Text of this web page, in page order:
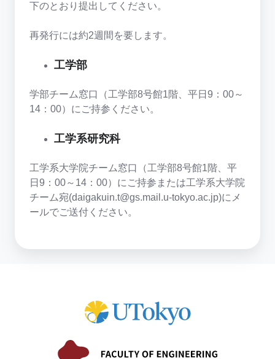
下のとおり提出してください。
再発行には約2週間を要します。
工学部
学部チーム窓口（工学部8号館1階、平日9：00～
14：00）にご持参ください。
工学系研究科
工学系大学院チーム窓口（工学部8号館1階、平
日9：00～14：00）にご持参または工学系大学院
チーム宛(daigakuin.t@gs.mail.u-tokyo.ac.jp)にメ
ールでご送付ください。